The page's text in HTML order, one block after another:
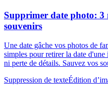
Supprimer date photo: 3
souvenirs
Une date gâche vos photos de
simples pour retirer la date
ni perte de détails. Sauvez vos
Suppression de texteÉdition